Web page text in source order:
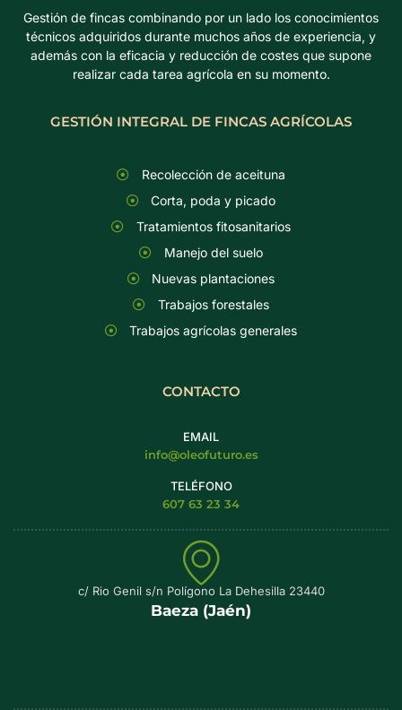
Gestión de fincas combinando por un lado los conocimientos
técnicos adquiridos durante muchos años de experiencia, y
además con la eficacia y reducción de costes que supone
realizar cada tarea agrícola en su momento.
GESTIÓN INTEGRAL DE FINCAS AGRÍCOLAS
Recolección de aceituna
Corta, poda y picado
Tratamientos fitosanitarios
Manejo del suelo
Nuevas plantaciones
Trabajos forestales
Trabajos agrícolas generales
CONTACTO
EMAIL
info@oleofuturo.es
TELÉFONO
607 63 23 34
c/ Rio Genil s/n Polígono La Dehesilla 23440
Baeza (Jaén)